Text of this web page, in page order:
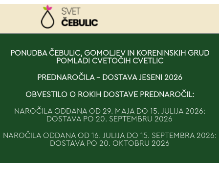
VAŠA KOŠARICA JE
PONUDBA ČEBULIC, GOMOLJEV IN KORENINSKIH GRUD
POMLADI CVETOČIH CVETLIC
PREDNAROČILA - DOSTAVA JESENI 2026
OBVESTILO O ROKIH DOSTAVE PREDNAROČIL:
NAROČILA ODDANA OD 29. MAJA DO 15. JULIJA 2026:
DOSTAVA PO 20. SEPTEMBRU 2026
NAROČILA ODDANA OD 16. JULIJA DO 15. SEPTEMBRA 2026:
DOSTAVA PO 20. OKTOBRU 2026